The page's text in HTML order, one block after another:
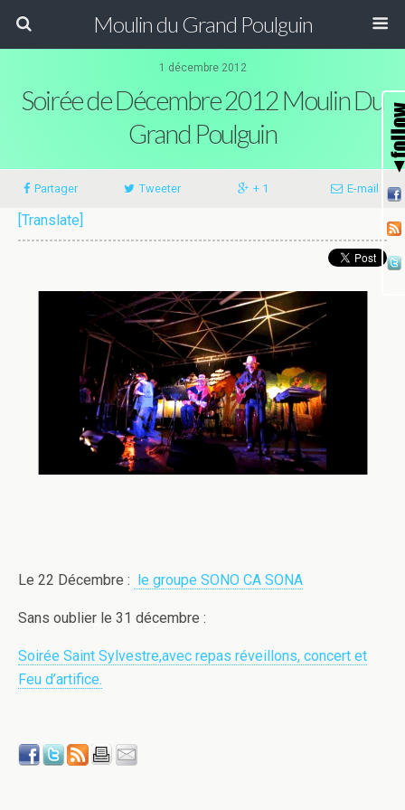
Moulin du Grand Poulguin
1 décembre 2012
Soirée de Décembre 2012 Moulin Du
Grand Poulguin
Partager Tweeter + 1 E-mail
[Translate]
Le 22 Décembre : le groupe SONO CA SONA
Sans oublier le 31 décembre :
Soirée Saint Sylvestre,avec repas réveillons, concert et
Feu d’artifice.